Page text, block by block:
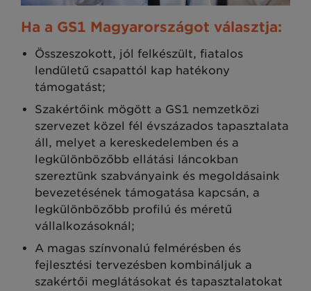
Ha a GS1 Magyarországot választja:
Összeszokott, jól felkészült, fiatalos
lendületű csapattól kap hatékony
támogatást;
Szakértőink mögött a GS1 nemzetközi
szervezet közel fél évszázados tapasztalata
áll, melyet a kereskedelemben és a
legkülönbözőbb ellátási láncokban
szereztünk szabványaink és megoldásaink
bevezetésének támogatása kapcsán, a
legkülönbözőbb profilú és méretű
vállalkozásoknál;
A magas színvonalú felmérésben és
fejlesztési tervezésben kombináljuk a
szakértői meglátásokat és tapasztalatokat